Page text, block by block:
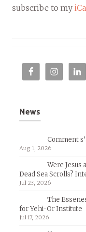
subscribe to my
News
Comment
Aug 1, 2026
Were Jesus
Dead Sea Scrolls?
Jul 23, 2026
The
for Yehi-Or Institute
Jul 17, 2026